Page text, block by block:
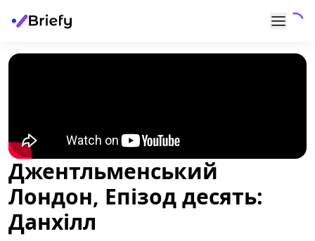
Джентльменський
Лондон, Епізод десять:
Данхілл